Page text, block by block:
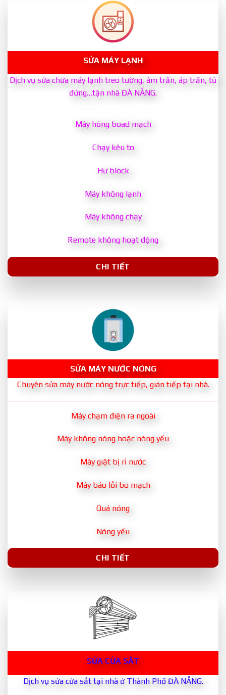
SỬA MÁY LẠNH
Dịch vụ sửa chữa máy lạnh treo tường, âm trần, áp trần, tủ
đứng…tận nhà ĐÀ NẴNG.
Máy hỏng boad mạch
Chạy kêu to
Hư block
Máy không lạnh
Máy không chạy
Remote không hoạt động
CHI TIẾT
SỬA MÁY NƯỚC NÓNG
Chuyên sửa máy nước nóng trực tiếp, gián tiếp tại nhà.
Máy chạm điện ra ngoài
Máy không nóng hoặc nóng yếu
Máy giặt bị rỉ nước
Máy báo lỗi bo mạch
Quá nóng
Nóng yếu
CHI TIẾT
SỬA CỬA SẮT
Dịch vụ sửa cửa sắt tại nhà ở Thành Phố ĐÀ NẴNG.